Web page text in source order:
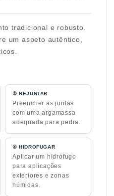
tradicional e robusto.
um aspeto autêntico,
② REJUNTAR
Preencher as juntas
com uma argamassa
adequada para pedra.
④ HIDROFUGAR
Aplicar um hidrófugo
para aplicações
exteriores e zonas
húmidas.